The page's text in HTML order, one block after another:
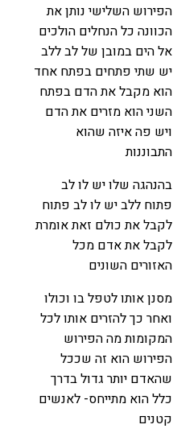
הפירוש השלישי נותן את
הכוונה כל הנחלים הולכים
אל הים במובן של לב ללב
יש שתי פתחים בפתח אחד
הוא מקבל את הדם בפתח
השני הוא מזרים את הדם
ויש פה איזה שהוא
התבוננות
בהנהגה שלו יש לו לב
פתוח ללב יש לו לב פתוח
לקבל את כולם זאת אומרת
לקבל את אדם מכל
האזורים השונים
מסנן אותו לטפל בו וכולו
ואחר כך להזרים אותו לכל
המקומות מה הפירוש
הפירוש הוא זה שככל
שהאדם יותר גדול בדרך
כלל הוא מתייחס- לאנשים
קטנים